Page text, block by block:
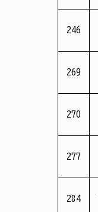
246
269
270
277
284